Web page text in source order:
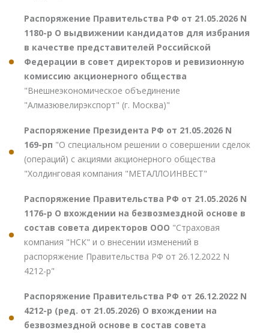
Распоряжение Правительства РФ от 21.05.2026 N
1180-р О выдвижении кандидатов для избрания
в качестве представителей Российской
Федерации в совет директоров и ревизионную
комиссию акционерного общества
"Внешнеэкономическое объединение
"Алмазювелирэкспорт" (г. Москва)"
Распоряжение Президента РФ от 21.05.2026 N
169-рп "О специальном решении о совершении сделок
(операций) с акциями акционерного общества
"Холдинговая компания "МЕТАЛЛОИНВЕСТ"
Распоряжение Правительства РФ от 21.05.2026 N
1176-р О вхождении на безвозмездной основе в
состав совета директоров ООО "Страховая
компания "НСК" и о внесении изменений в
распоряжение Правительства РФ от 26.12.2022 N
4212-р"
Распоряжение Правительства РФ от 26.12.2022 N
4212-р (ред. от 21.05.2026) О вхождении на
безвозмездной основе в состав совета